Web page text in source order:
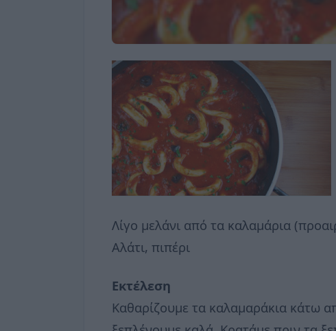
Λίγο μελάνι από τα καλαμάρια
Αλάτι, πιπέρι
Εκτέλεση
Καθαρίζουμε τα καλαμαράκια κάτω